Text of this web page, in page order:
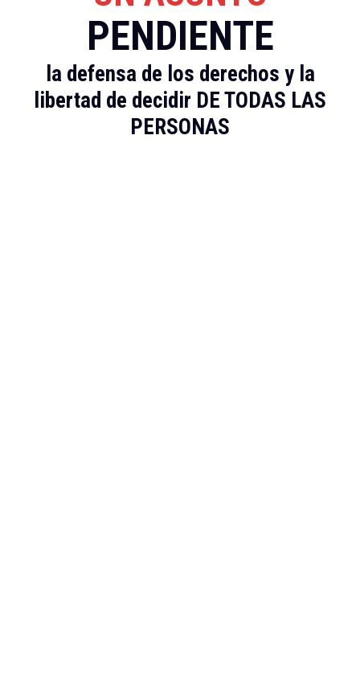
PENDIENTE
la defensa de los derechos y la
libertad de decidir DE TODAS LAS
PERSONAS
Compartir en Facebook
Compartir en X